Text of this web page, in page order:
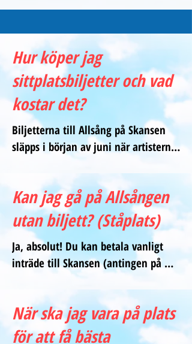
Hur köper jag
sittplatsbiljetter och vad
kostar det?
Biljetterna till Allsång på Skansen
släpps i början av juni när artisterna
Ticketmaster. Det finns två typer av
biljetter:
Sändning: Biljetterna till själva
livesändningen brukar sälja slut på
släppdagen. Om du blir utan, håll
sommaren - där säljs biljetter i
andra hand på ett säkert sätt.
Kan jag gå på Allsången
utan biljett? (Ståplats)
Ja, absolut! Du kan betala vanligt
inträde till Skansen (antingen på
och titta på Allsången från ståplats-
delen till vänster om scenen.
När ska jag vara på plats
för att få bästa